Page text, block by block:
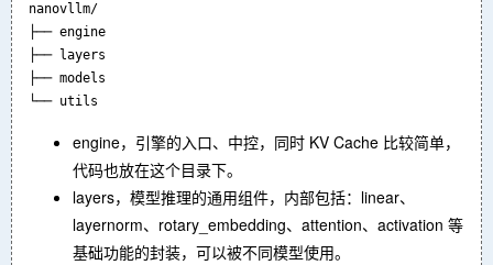
nanovllm/
├── engine
├── layers
├── models
└── utils
engine，引擎的入口、中控，同时 KV Cache 比较简单，
代码也放在这个目录下。
layers，模型推理的通用组件，内部包括：linear、
layernorm、rotary_embedding、attention、activation 等
基础功能的封装，可以被不同模型使用。